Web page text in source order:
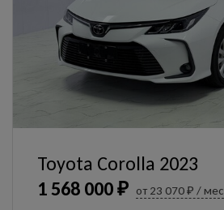
1 568 000 ₽ от 23 070 ₽ / мес
Toyota Corolla 2023